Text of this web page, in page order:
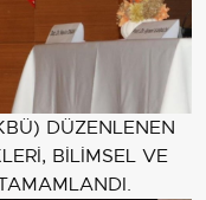
DÜZENLENEN
BİLİMSEL VE